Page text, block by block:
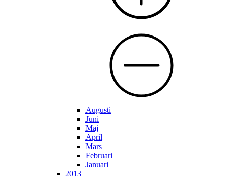
Augusti
Juni
Maj
April
Mars
Februari
Januari
2013